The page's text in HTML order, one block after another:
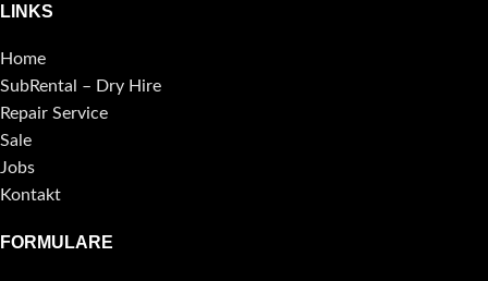
LINKS
Home
SubRental – Dry Hire
Repair Service
Sale
Jobs
Kontakt
FORMULARE